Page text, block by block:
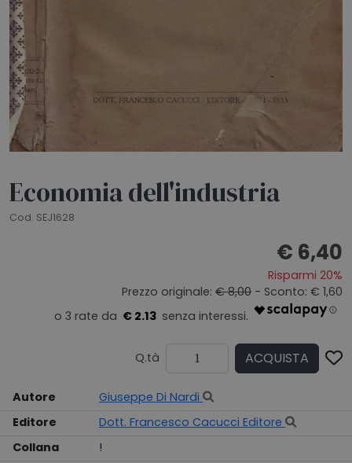
NEWSLETTER
Economia dell'industria
Cod. SEJ1628
€ 6,40
Risparmi 20%
Prezzo originale: € 8,00 - Sconto: € 1,60
€ 2.13
Q.tà ACQUISTA
Autore
Giuseppe Di Nardi
Editore
Dott. Francesco Cacucci Editore
Collana
!